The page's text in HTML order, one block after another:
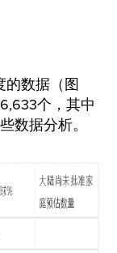
数据（图
个，其中
数据分析。